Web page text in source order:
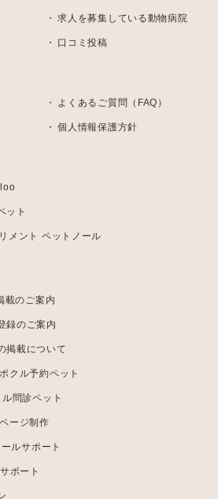
求人を募集している動物病院
口コミ投稿
よくあるご質問（FAQ）
個人情報保護方針
ット
メント ペットノール
載のご案内
録のご案内
掲載について
クル予約ペット
問診ペット
ージ制作
ルサポート
ポート